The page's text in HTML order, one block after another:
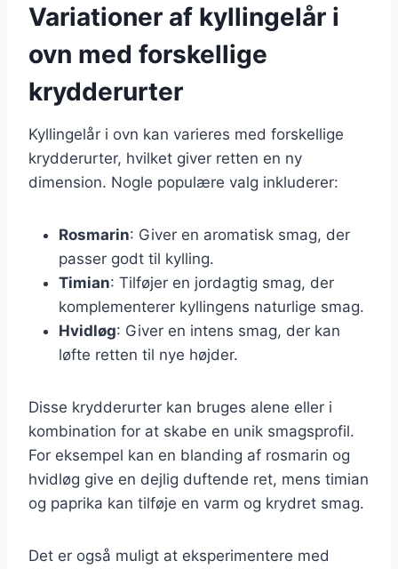
Variationer af kyllingelår i
ovn med forskellige
krydderurter
Kyllingelår i ovn kan varieres med forskellige
krydderurter, hvilket giver retten en ny
dimension. Nogle populære valg inkluderer:
Rosmarin: Giver en aromatisk smag, der
passer godt til kylling.
Timian: Tilføjer en jordagtig smag, der
komplementerer kyllingens naturlige smag.
Hvidløg: Giver en intens smag, der kan
løfte retten til nye højder.
Disse krydderurter kan bruges alene eller i
kombination for at skabe en unik smagsprofil.
For eksempel kan en blanding af rosmarin og
hvidløg give en dejlig duftende ret, mens timian
og paprika kan tilføje en varm og krydret smag.
Det er også muligt at eksperimentere med